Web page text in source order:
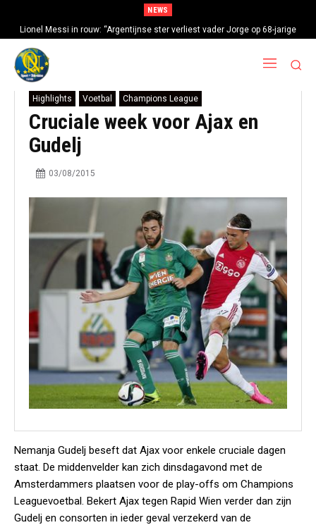
NEWS
Lionel Messi in rouw: “Argentijnse ster verliest vader Jorge op 68-jarige
leeftijd na gezondheidsproblemen”
Highlights Voetbal Champions League
Cruciale week voor Ajax en
Gudelj
03/08/2015
Nemanja Gudelj beseft dat Ajax voor enkele cruciale dagen
staat. De middenvelder kan zich dinsdagavond met de
Amsterdammers plaatsen voor de play-offs om Champions
Leaguevoetbal. Bekert Ajax tegen Rapid Wien verder dan zijn
Gudelj en consorten in ieder geval verzekerd van de